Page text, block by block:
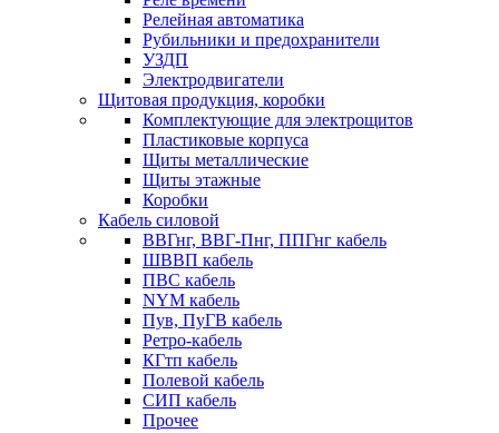
Релейная автоматика
Рубильники и предохранители
УЗДП
Электродвигатели
Щитовая продукция, коробки
Комплектующие для электрощитов
Пластиковые корпуса
Щиты металлические
Щиты этажные
Коробки
Кабель силовой
ВВГнг, ВВГ-Пнг, ППГнг кабель
ШВВП кабель
ПВС кабель
NYM кабель
Пув, ПуГВ кабель
Ретро-кабель
КГтп кабель
Полевой кабель
СИП кабель
Прочее